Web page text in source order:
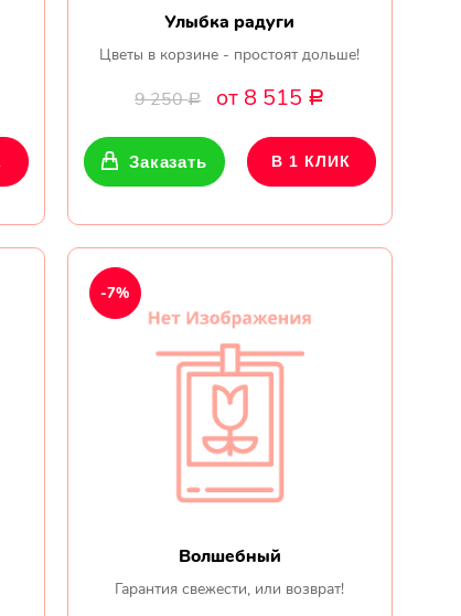
Улыбка радуги
Цветы в корзине - простоят дольше!
9 250Р от 8 515 Р
Заказать В 1 КЛИК
Волшебный
Гарантия свежести, или возврат!
-7%